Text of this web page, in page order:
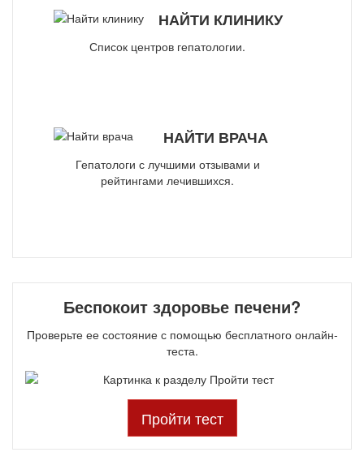
НАЙТИ КЛИНИКУ
Список центров гепатологии.
НАЙТИ ВРАЧА
Гепатологи с лучшими отзывами и
рейтингами лечившихся.
Беспокоит здоровье печени?
Проверьте ее состояние с помощью бесплатного онлайн-
теста.
Пройти тест